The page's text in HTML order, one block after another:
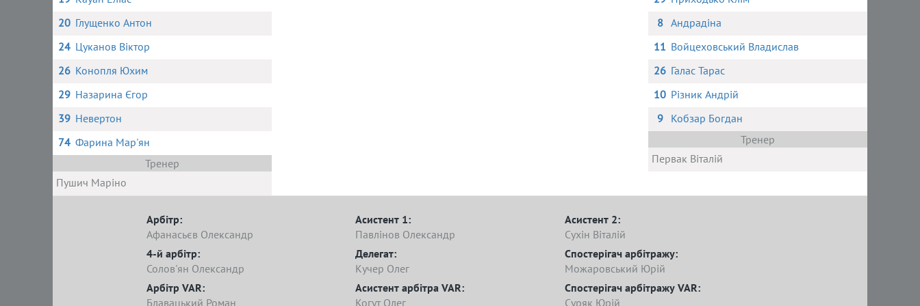
20 Глущенко Антон
24 Цуканов Віктор
26 Конопля Юхим
29 Назарина Єгор
39 Невертон
74 Фарина Мар'ян
Тренер
Пушич Маріно
8 Андрадіна
11 Войцеховський Владислав
26 Галас Тарас
10 Різник Андрій
9
Кобзар Богдан
Тренер
Первак Віталій
Арбітр:
Афанасьєв Олександр
Асистент 1:
Павлінов Олександр
Асистент 2:
Сухін Віталій
4-й арбітр:
Солов'ян Олександр
Делегат:
Кучер Олег
Спостерігач арбітражу:
Можаровський Юрій
Арбітр VAR:
Блавацький Роман
Асистент арбітра VAR:
Когут Олег
Спостерігач арбітражу VAR:
Суряк Юрій